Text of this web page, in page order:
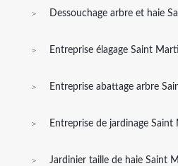
Dessouchage arbre et haie
Entreprise élagage Saint
Entreprise abattage arbre
Entreprise de jardinage
Jardinier taille de haie Saint